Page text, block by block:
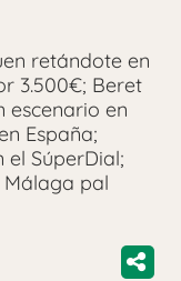
retándote en
3.500€; Beret
escenario en
España;
SúperDial;
pal